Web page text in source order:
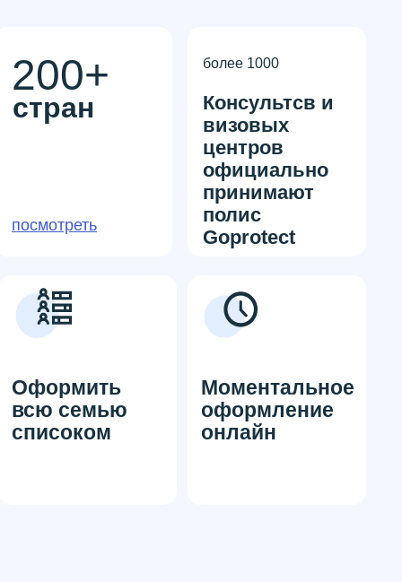
более 1000
Консультсв и
визовых
центров
официально
принимают
полис
Goprotect
Оформить
всю семью
списоком
200+
Моментальное
оформление
онлайн
стран
посмотреть